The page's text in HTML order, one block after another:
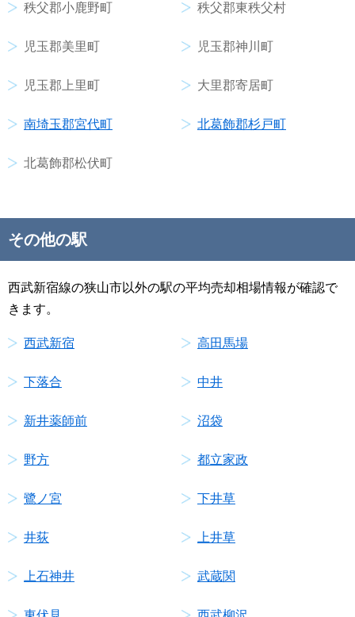
秩父郡小鹿野町 秩父郡東秩父村
児玉郡美里町 児玉郡神川町
児玉郡上里町 大里郡寄居町
南埼玉郡宮代町 北葛飾郡杉戸町
北葛飾郡松伏町
その他の駅
西武新宿線の狭山市以外の駅の平均売却相場情報が確認で
きます。
西武新宿 高田馬場
下落合 中井
新井薬師前 沼袋
野方 都立家政
鷺ノ宮 下井草
井荻 上井草
上石神井 武蔵関